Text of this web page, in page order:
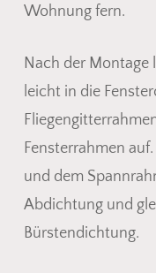
Wohnung fern.
Nach der Montage
leicht in die
Fensterrahmen
und dem
Abdichtung und
Bürstendichtung.